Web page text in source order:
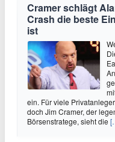
Cramer schlägt
Crash die beste
ist
ein. Für viele
doch Jim Cramer, der
Börsenstratege, sieht die